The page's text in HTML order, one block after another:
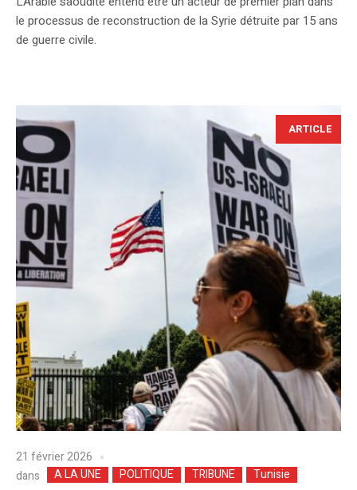
le processus de reconstruction de la Syrie détruite par 15 ans
de guerre civile.
ARTICLE
21 février 2026
dans
A LA UNE POLITIQUE TRIBUNE Tunisie